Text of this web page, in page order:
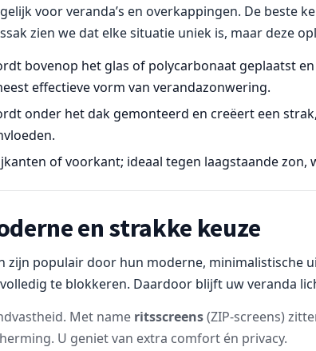
voor veranda’s en overkappingen. De beste
zien we dat elke situatie uniek is, maar deze
bovenop het glas of polycarbonaat geplaatst
effectieve vorm van verandazonwering.
onder het dak gemonteerd en creëert een
of voorkant; ideaal tegen laagstaande zon,
en strakke keuze
zijn populair door hun moderne, minimalistische
te blokkeren. Daardoor blijft uw veranda
Met name ritsscreens(ZIP-screens)
U geniet van extra comfort én privacy.